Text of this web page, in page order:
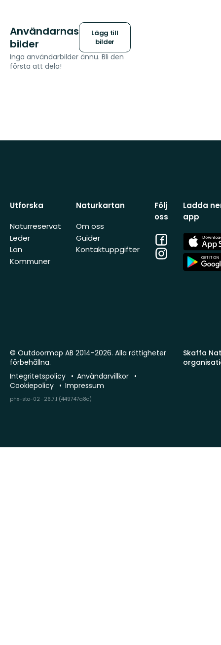
Användarnas
bilder
Lägg till
bilder
Inga användarbilder ännu. Bli den
första att dela!
Utforska
Naturreservat
Leder
Län
Kommuner
Naturkartan
Om oss
Guider
Kontaktuppgifter
Följ
oss
Facebook
Instagram
Ladda
app
App
Store
App
Store
Skaffa
© Outdoormap AB 2014-2026. Alla rättigheter
förbehållna.
Integritetspolicy
Användarvillkor
Cookiepolicy
Impressum
phx-sto-02 · 26.7.1 (449747a8c)